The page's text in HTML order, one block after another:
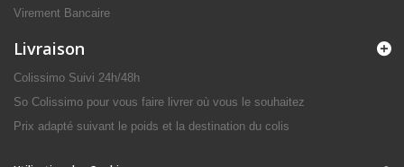
Virement Bancaire
Livraison
Colissimo Suivi 24h/48h
So Colissimo pour vous faire livrer où vous le souhaitez
Prix adapté suivant le poids et la destination du colis